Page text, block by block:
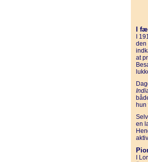
I
I
den
at
hun
en
I